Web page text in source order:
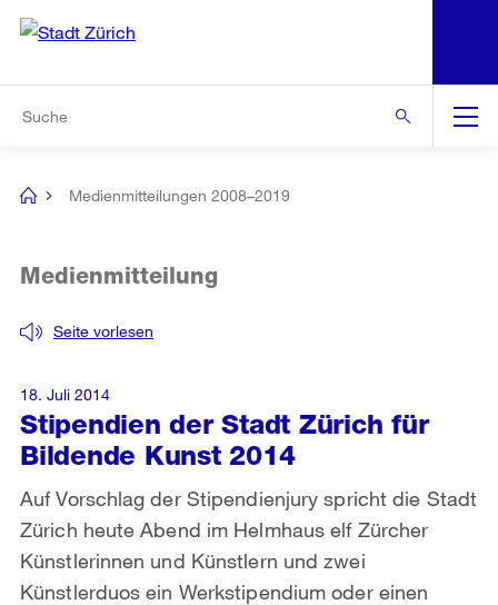
Navigation
[no
Medienmitteilungen 2008–2019
Stipendien der Stadt Zürich für
Bildende Kunst 2014
Seite vorlesen
Medienmitteilung
Auf Vorschlag der Stipendienjury spricht die Stadt
Zürich heute Abend im Helmhaus elf Zürcher
Künstlerinnen und Künstlern und zwei
Künstlerduos ein Werkstipendium oder einen
18. Juli 2014